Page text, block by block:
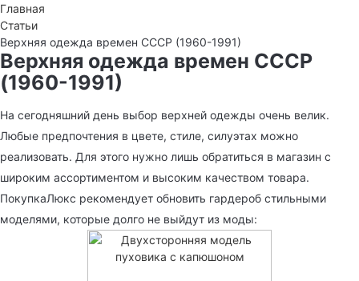
Главная
Статьи
Верхняя одежда времен СССР (1960-1991)
Верхняя одежда времен СССР
(1960-1991)
На сегодняшний день выбор верхней одежды очень велик.
Любые предпочтения в цвете, стиле, силуэтах можно
реализовать. Для этого нужно лишь обратиться в магазин с
широким ассортиментом и высоким качеством товара.
ПокупкаЛюкс рекомендует обновить гардероб стильными
моделями, которые долго не выйдут из моды: